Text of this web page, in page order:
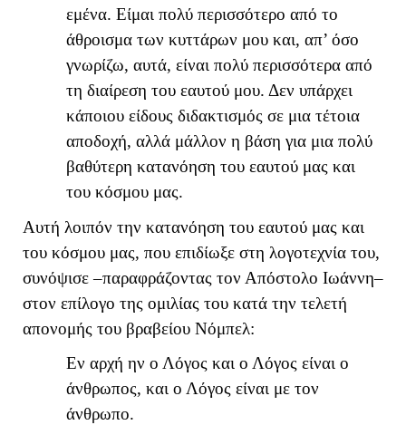
εμένα. Είμαι πολύ περισσότερο από το
άθροισμα των κυττάρων μου και, απ’ όσο
γνωρίζω, αυτά, είναι πολύ περισσότερα από
τη διαίρεση του εαυτού μου. Δεν υπάρχει
κάποιου είδους διδακτισμός σε μια τέτοια
αποδοχή, αλλά μάλλον η βάση για μια πολύ
βαθύτερη κατανόηση του εαυτού μας και
του κόσμου μας.
Αυτή λοιπόν την κατανόηση του εαυτού μας και
του κόσμου μας, που επιδίωξε στη λογοτεχνία του,
συνόψισε –παραφράζοντας τον Απόστολο Ιωάννη–
στον επίλογο της ομιλίας του κατά την τελετή
απονομής του βραβείου Νόμπελ:
Εν αρχή ην ο Λόγος και ο Λόγος είναι ο
άνθρωπος, και ο Λόγος είναι με τον
άνθρωπο.